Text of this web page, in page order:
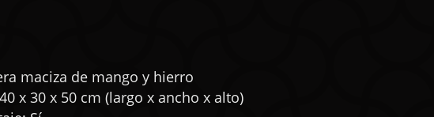
maciza de mango y hierro
x 30 x 50 cm (largo x ancho x alto)